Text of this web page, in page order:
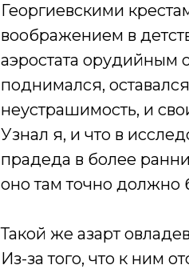
Георгиевскими
воображением в
аэростата орудийным
поднимался,
неустрашимость, и
Узнал я, и что в
прадеда в более
оно там точно должно
Такой же азарт
Из-за того, что к ним